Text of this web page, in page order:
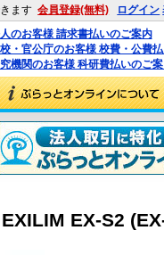
ます 会員登録(無料) ログイン
のお客様 請求書払いのご案内
・官公庁のお客様 校費・公費
機関のお客様 科研費払いのご
EX-S2